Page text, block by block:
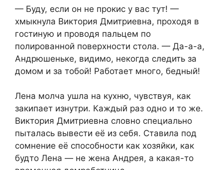
— Буду, если он не прокис у вас тут! —
хмыкнула Виктория Дмитриевна, проходя в
гостиную и проводя пальцем по
полированной поверхности стола. — Да-а-а,
Андрюшеньке, видимо, некогда следить за
домом и за тобой! Работает много, бедный!
Лена молча ушла на кухню, чувствуя, как
закипает изнутри. Каждый раз одно и то же.
Виктория Дмитриевна словно специально
пыталась вывести её из себя. Ставила под
сомнение её способности как хозяйки, как
будто Лена — не жена Андрея, а какая-то